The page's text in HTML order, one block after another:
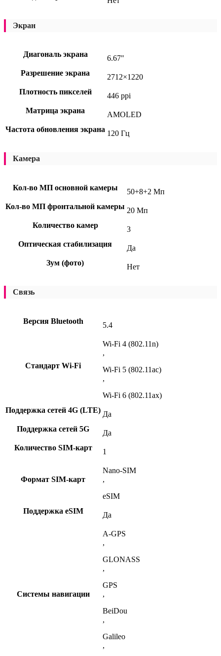
Экран
Диагональ экрана
6.67"
Разрешение экрана
2712×1220
Плотность пикселей
446 ppi
Матрица экрана
AMOLED
Частота обновления экрана 120 Гц
Камера
Кол-во МП основной камеры
50+8+2 Мп
Кол-во МП фронтальной камеры 20 Мп
Количество камер
3
Оптическая стабилизация
Да
Зум (фото)
Нет
Связь
Версия Bluetooth 5.4
Стандарт Wi-Fi
Wi-Fi 4 (802.11n)
,
Wi-Fi 5 (802.11ac)
,
Wi-Fi 6 (802.11ax)
Поддержка сетей 4G (LTE) Да
Поддержка сетей 5G
Да
Количество SIM-карт
1
Формат SIM-карт
Nano-SIM
,
eSIM
Поддержка eSIM
Да
Системы навигации
A-GPS
,
GLONASS
,
GPS
,
BeiDou
,
Galileo
,